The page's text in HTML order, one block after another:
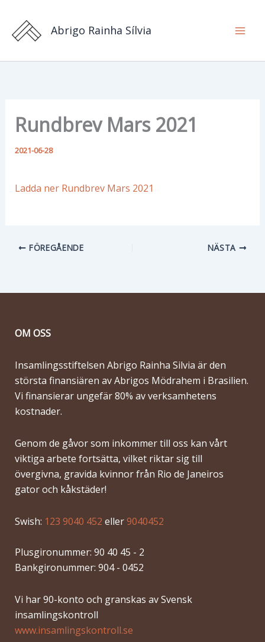
innehåll
Abrigo Rainha Sílvia
Rundbrev Mars 2021
2021-06-28
Ladda ner Rundbrev Mars 2021
FÖREGÅENDE NÄSTA
OM OSS
Insamlingsstiftelsen Abrigo Rainha Silvia är den
största finansiären av Abrigos Mödrahem i Brasilien.
Vi finansierar ungefär 80% av verksamhetens
kostnader.
Genom de gåvor som inkommer till oss kan vårt
viktiga arbete fortsätta, vilket riktar sig till
övergivna, gravida kvinnor från Rio de Janeiros
gator och kåkstäder!
Swish: 123 9040 452 eller9040452
Plusgironummer: 90 40 45 - 2
Bankgironummer: 904 - 0452
Vi har 90-konto och granskas av Svensk
insamlingskontroll
www.insamlingskontroll.se